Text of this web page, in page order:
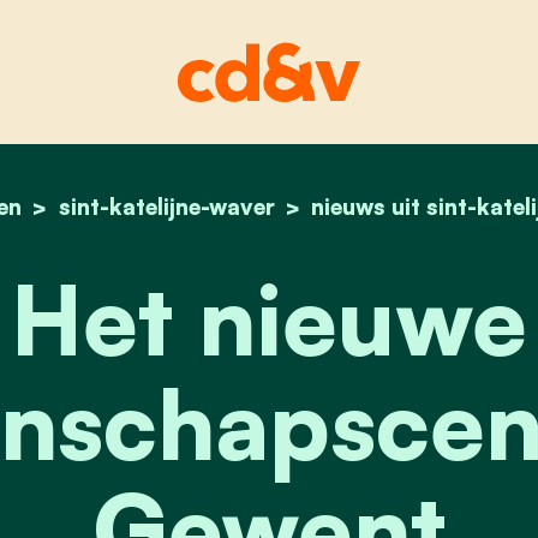
home
sint-katelijne-waver nieuws uit sint-
het nieuwe
Het nieuwe